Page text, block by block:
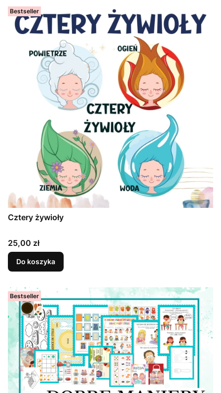
Bestseller
Cztery żywioły
Cena
25,00 zł
Do koszyka
Bestseller